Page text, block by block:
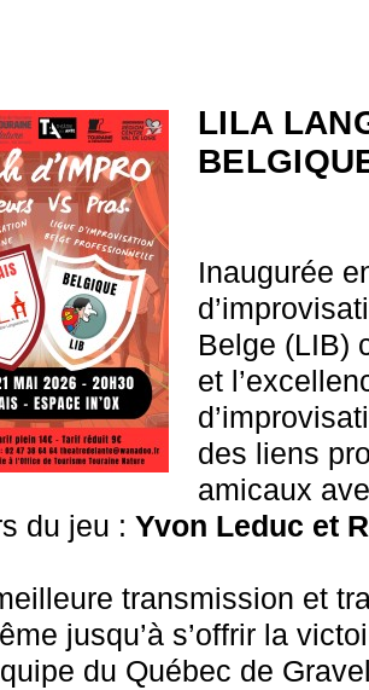
LILA
Inaugurée
Belge (LIB)
et
des liens
amicaux
du jeu : Yvon Leduc et
transmission et
jusqu’à s’offrir la
du Québec de